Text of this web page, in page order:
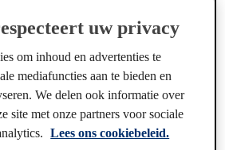
Order support
Alles over onze Thuis producten
uw privacy
om inhoud en advertenties te
mediafuncties aan te bieden en
We delen ook informatie over
site met onze partners voor sociale
Lees ons cookiebeleid.